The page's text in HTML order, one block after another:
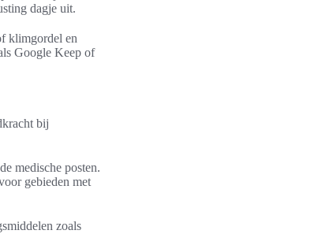
dagje uit.
klimgordel en
Google Keep of
bij
medische posten.
gebieden met
zoals